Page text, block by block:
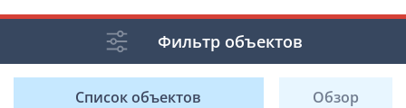
Фильтр объектов
Список объектов Обзор